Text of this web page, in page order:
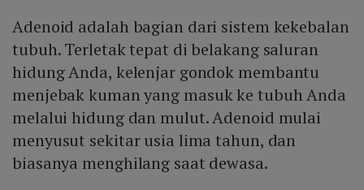
Adenoid adalah bagian dari sistem kekebalan
tubuh. Terletak tepat di belakang saluran
hidung Anda, kelenjar gondok membantu
menjebak kuman yang masuk ke tubuh Anda
melalui hidung dan mulut. Adenoid mulai
menyusut sekitar usia lima tahun, dan
biasanya menghilang saat dewasa.